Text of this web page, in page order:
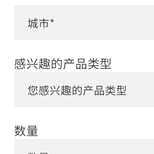
感兴趣的产品类型
数量